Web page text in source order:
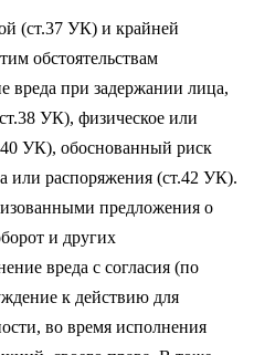
(ст.37 УК) и крайней
обстоятельствам
вреда при задержании лица,
УК), физическое или
УК), обоснованный риск
или распоряжения (ст.42 УК).
предложения о
и других
вреда с согласия (по
к действию для
во время исполнения